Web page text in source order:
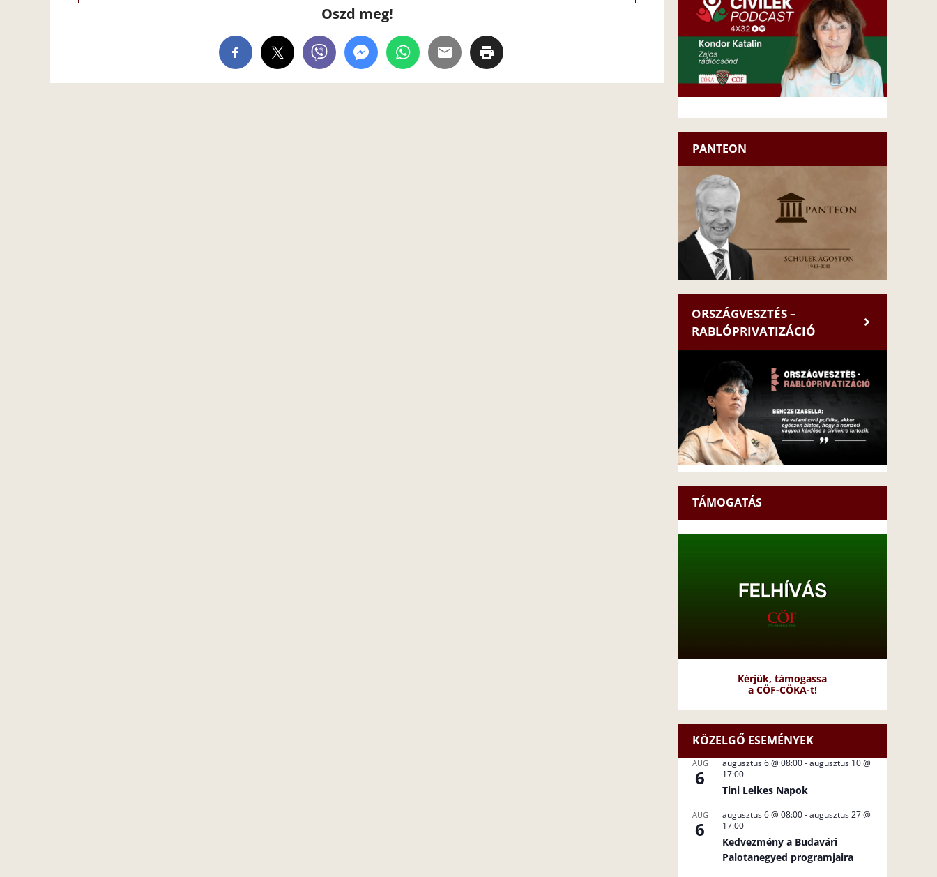
Oszd meg!
PANTEON
ORSZÁGVESZTÉS –
RABLÓPRIVATIZÁCIÓ
TÁMOGATÁS
Kérjük, támogassa
a CÖF-CÖKA-t!
KÖZELGŐ ESEMÉNYEK
AUG
6
augusztus 6 @ 08:00-augusztus 10 @
17:00
Tini Lelkes Napok
AUG
6
augusztus 6 @ 08:00-augusztus 27 @
17:00
Kedvezmény a Budavári
Palotanegyed programjaira